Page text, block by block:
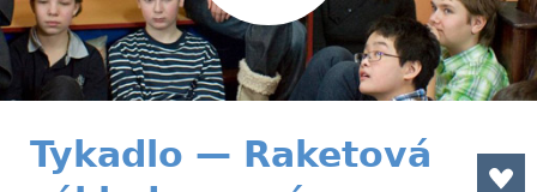
Tykadlo — Raketová